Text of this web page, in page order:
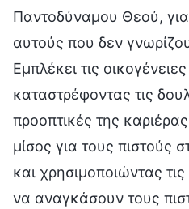
Παντοδύναμου Θεού,
αυτούς που δεν
Εμπλέκει τις
καταστρέφοντας τις
προοπτικές της
μίσος για τους πιστούς
και χρησιμοποιώντας
να αναγκάσουν τους